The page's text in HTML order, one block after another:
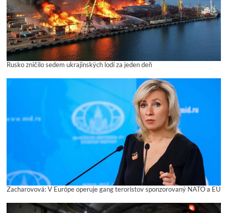
Rusko zničilo sedem ukrajinských lodí za jeden deň
Zacharovová: V Európe operuje gang teroristov sponzorovaný NATO a EÚ